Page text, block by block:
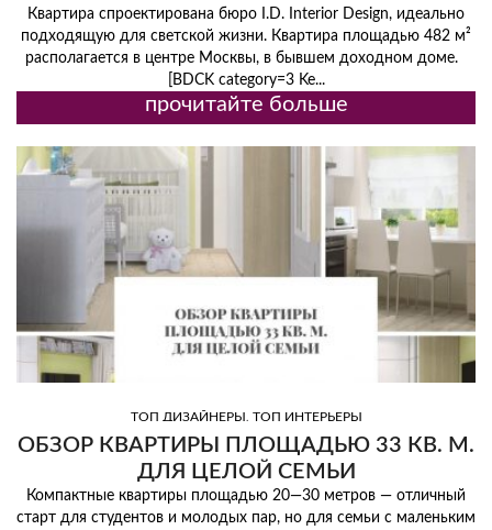
Квартира спроектирована бюро I.D. Interior Design, идеально
подходящую для светской жизни. Квартира площадью 482 м²
располагается в центре Москвы, в бывшем доходном доме.
[BDCK category=3 Ke...
прочитайте больше
ТОП ДИЗАЙНЕРЫ ТОП ИНТЕРЬЕРЫ
ОБЗОР КВАРТИРЫ ПЛОЩАДЬЮ 33 КВ. М.
ДЛЯ ЦЕЛОЙ СЕМЬИ
Компактные квартиры площадью 20—30 метров — отличный
старт для студентов и молодых пар, но для семьи с маленьким